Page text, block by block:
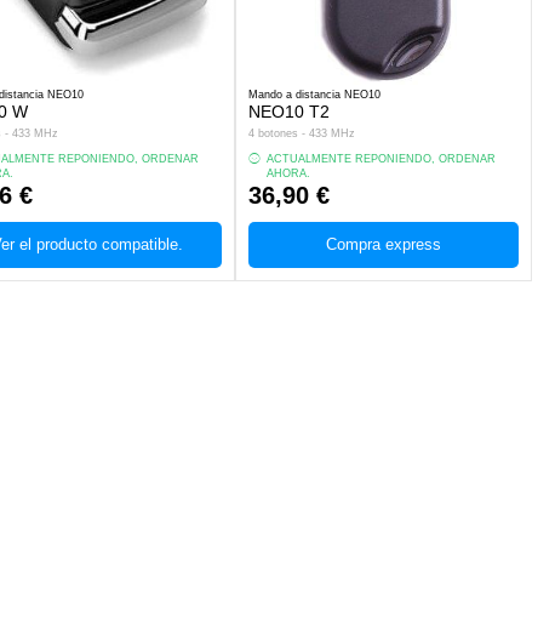
NEO10
W
- 433 MHz
REPONIENDO, ORDENAR
€
el producto compatible.
Mando a distancia NEO10
NEO10 T2
4 botones - 433 MHz
ACTUALMENTE REPONIENDO, ORDENAR
AHORA.
36,90 €
Compra express